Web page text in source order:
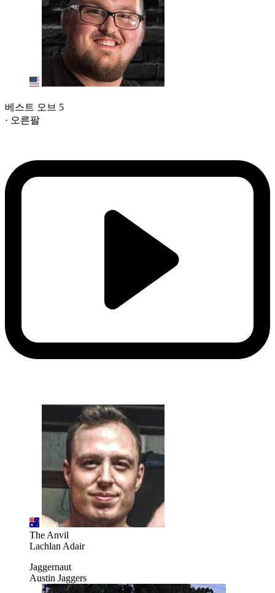
베스트 오브 5
· 오른팔
The Anvil
Lachlan Adair
Jaggernaut
Austin Jaggers